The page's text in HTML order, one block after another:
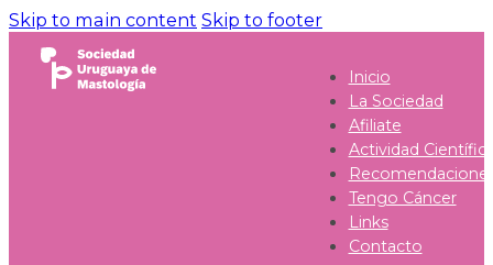
Skip to main content Skip to footer
Inicio
La Sociedad
Afiliate
Actividad
Tengo Cáncer
Links
Contacto